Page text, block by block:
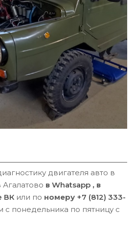
двигателя авто в
Агалатово в Whatsapp , в
ВК или по номеру +7 (812) 333-
понедельника по пятницу с